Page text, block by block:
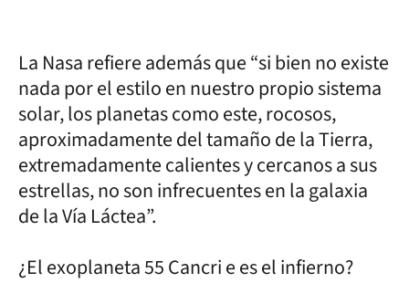
La Nasa refiere además que “si bien no existe
nada por el estilo en nuestro propio sistema
solar, los planetas como este, rocosos,
aproximadamente del tamaño de la Tierra,
extremadamente calientes y cercanos a sus
estrellas, no son infrecuentes en la galaxia
de la Vía Láctea”.
¿El exoplaneta 55 Cancri e es el infierno?